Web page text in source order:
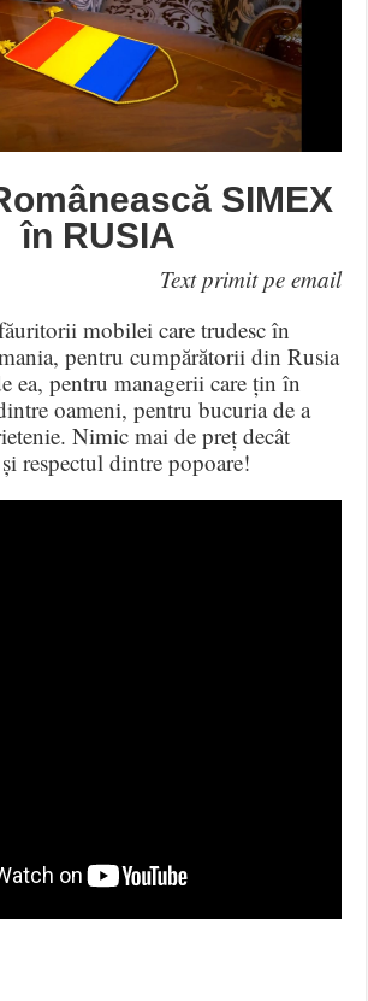
SIMEX
în RUSIA
Text primit pe email
mobilei care trudesc în
pentru cumpărătorii din Rusia
ea, pentru managerii care țin în
oameni, pentru bucuria de a
Nimic mai de preț decât
respectul dintre popoare!